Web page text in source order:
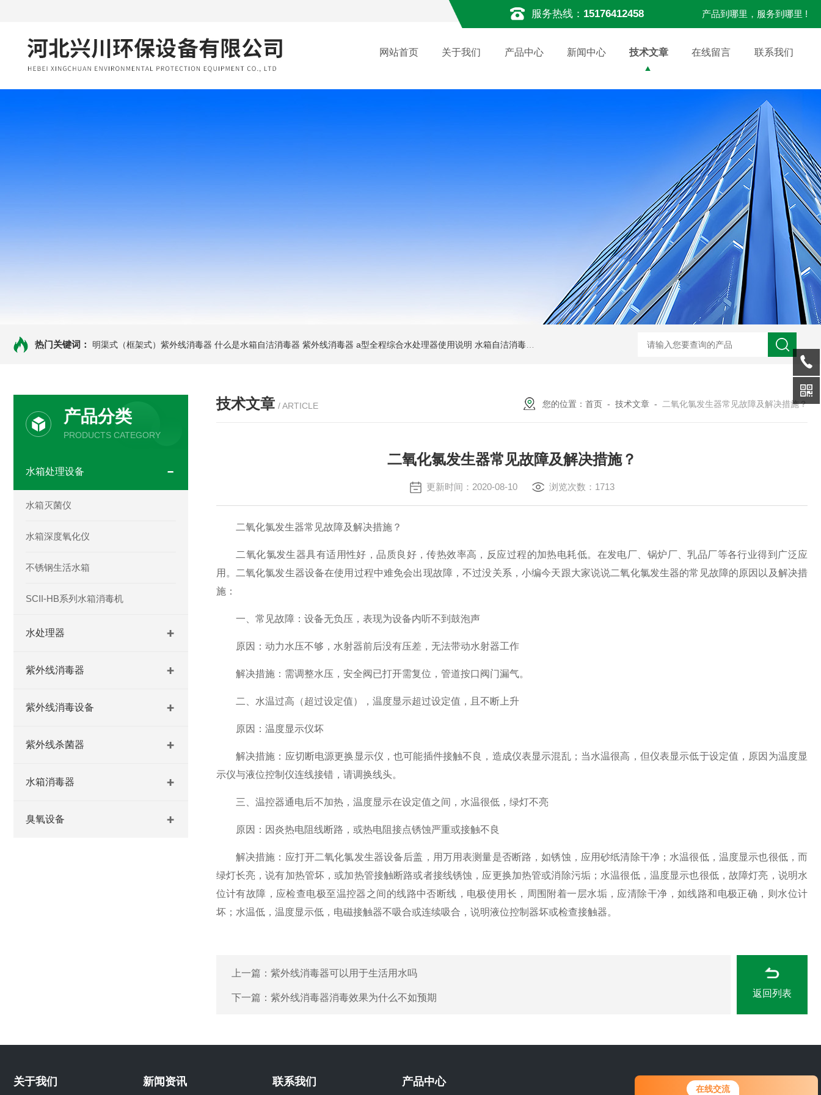
在线交流
服务热线： 15176412458 产品到哪里，服务到哪里 !
网站首页 关于我们 产品中心 新闻中心 技术文章 在线留言 联系我们
热门关键词： 明渠式（框架式）紫外线消毒器 什么是水箱自洁消毒器 紫外线消毒器 a型全程综合水处理器使用说明 水箱自洁消毒器 a型全程综合水处理器应用范围 水箱自洁消毒器 a型全程综合水处理器安装
产品分类
PRODUCTS CATEGORY
水箱处理设备
水箱灭菌仪
水箱深度氧化仪
不锈钢生活水箱
SCII-HB系列水箱消毒机
水处理器
紫外线消毒器
紫外线消毒设备
紫外线杀菌器
水箱消毒器
臭氧设备
技术文章 / ARTICLE 您的位置： 首页 - 技术文章 - 二氧化氯发生器常见故障及解决措施？
二氧化氯发生器常见故障及解决措施？
更新时间：2020-08-10 浏览次数：1713
二氧化氯发生器常见故障及解决措施？
二氧化氯发生器具有适用性好，品质良好，传热效率高，反应过程的加热电耗低。在发电厂、锅炉厂、乳品厂等各行业得到广泛应
用。二氧化氯发生器设备在使用过程中难免会出现故障，不过没关系，小编今天跟大家说说二氧化氯发生器的常见故障的原因以及解决措
施：
一、常见故障：设备无负压，表现为设备内听不到鼓泡声
原因：动力水压不够，水射器前后没有压差，无法带动水射器工作
解决措施：需调整水压，安全阀已打开需复位，管道按口阀门漏气。
二、水温过高（超过设定值），温度显示超过设定值，且不断上升
原因：温度显示仪坏
解决措施：应切断电源更换显示仪，也可能插件接触不良，造成仪表显示混乱；当水温很高，但仪表显示低于设定值，原因为温度显
示仪与液位控制仪连线接错，请调换线头。
三、温控器通电后不加热，温度显示在设定值之间，水温很低，绿灯不亮
原因：因炎热电阻线断路，或热电阻接点锈蚀严重或接触不良
解决措施：应打开二氧化氯发生器设备后盖，用万用表测量是否断路，如锈蚀，应用砂纸清除干净；水温很低，温度显示也很低，而
绿灯长亮，说有加热管坏，或加热管接触断路或者接线锈蚀，应更换加热管或消除污垢；水温很低，温度显示也很低，故障灯亮，说明水
位计有故障，应检查电极至温控器之间的线路中否断线，电极使用长，周围附着一层水垢，应清除干净，如线路和电极正确，则水位计
坏；水温低，温度显示低，电磁接触器不吸合或连续吸合，说明液位控制器坏或检查接触器。
上一篇： 紫外线消毒器可以用于生活用水吗
下一篇： 紫外线消毒器消毒效果为什么不如预期 返回列表
关于我们 新闻资讯 联系我们 产品中心 0311-84889246